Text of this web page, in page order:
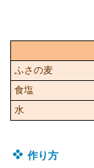
ふさの麦
食塩
水
作り方